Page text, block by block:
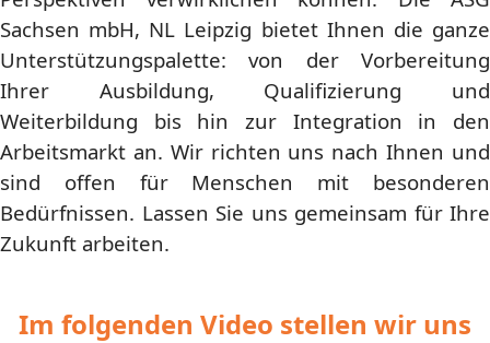
Sachsen mbH, NL Leipzig bietet Ihnen die ganze
Unterstützungspalette: von der Vorbereitung
Ihrer Ausbildung, Qualifizierung und
Weiterbildung bis hin zur Integration in den
Arbeitsmarkt an. Wir richten uns nach Ihnen und
sind offen für Menschen mit besonderen
Bedürfnissen. Lassen Sie uns gemeinsam für Ihre
Zukunft arbeiten.
Im folgenden Video stellen wir uns